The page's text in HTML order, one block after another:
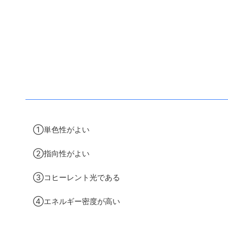
①単色性がよい
②指向性がよい
③コヒーレント光である
④エネルギー密度が高い